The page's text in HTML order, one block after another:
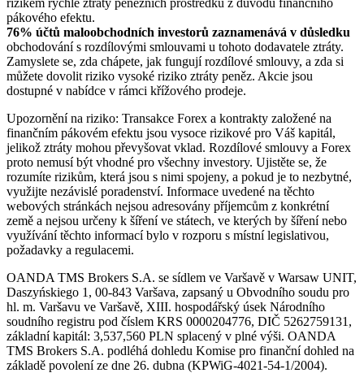
pákového efektu.
76% účtů maloobchodních investorů zaznamenává v důsledku
obchodování s rozdílovými smlouvami u tohoto dodavatele ztráty.
Zamyslete se, zda chápete, jak fungují rozdílové smlouvy, a zda si
můžete dovolit riziko vysoké riziko ztráty peněz. Akcie jsou
dostupné v nabídce v rámci křížového prodeje.
Upozornění na riziko: Transakce Forex a kontrakty založené na
finančním pákovém efektu jsou vysoce rizikové pro Váš kapitál,
jelikož ztráty mohou převyšovat vklad. Rozdílové smlouvy a Forex
proto nemusí být vhodné pro všechny investory. Ujistěte se, že
rozumíte rizikům, která jsou s nimi spojeny, a pokud je to nezbytné,
využijte nezávislé poradenství. Informace uvedené na těchto
webových stránkách nejsou adresovány příjemcům z konkrétní
země a nejsou určeny k šíření ve státech, ve kterých by šíření nebo
využívání těchto informací bylo v rozporu s místní legislativou,
požadavky a regulacemi.
OANDA TMS Brokers S.A. se sídlem ve Varšavě v Warsaw UNIT,
Daszyńskiego 1, 00-843 Varšava, zapsaný u Obvodního soudu pro
hl. m. Varšavu ve Varšavě, XIII. hospodářský úsek Národního
soudního registru pod číslem KRS 0000204776, DIČ 5262759131,
základní kapitál: 3,537,560 PLN splacený v plné výši. OANDA
TMS Brokers S.A. podléhá dohledu Komise pro finanční dohled na
základě povolení ze dne 26. dubna (KPWiG-4021-54-1/2004).